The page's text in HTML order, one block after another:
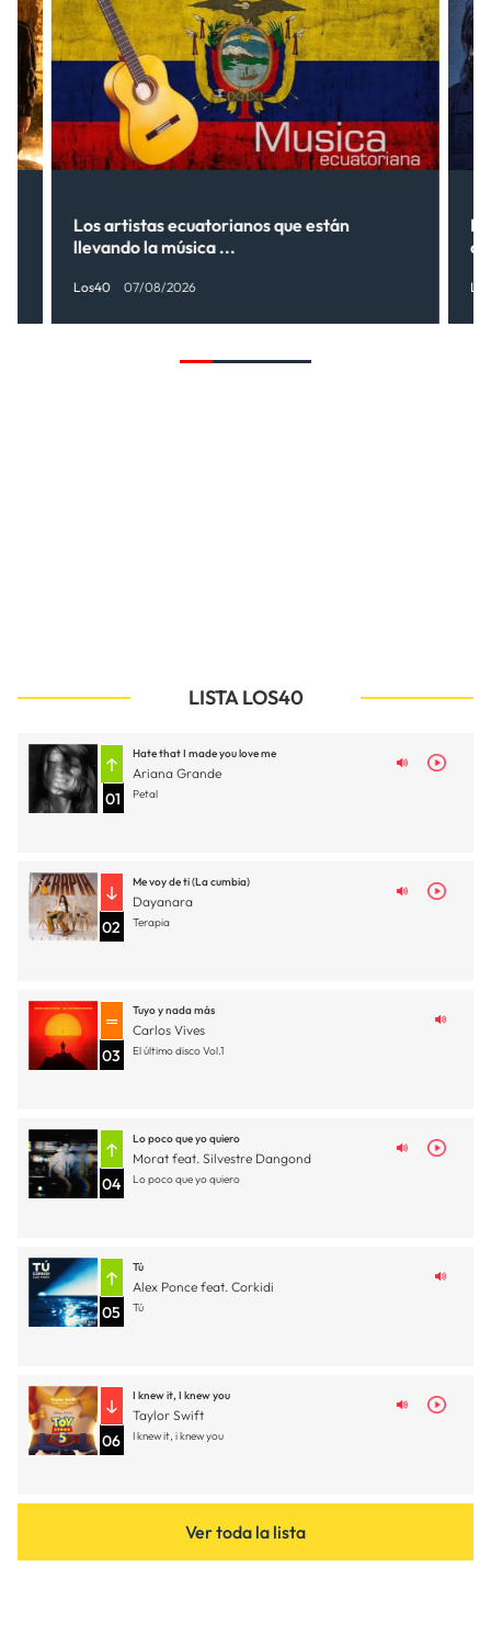
Los artistas ecuatorianos que están
llevando la música ...
Los40 07/08/2026
LISTA LOS40
01
Hate that I made you love me
Ariana Grande
Petal
02
Me voy de ti (La cumbia)
Dayanara
Terapia
03
Tuyo y nada más
Carlos Vives
El último disco Vol.1
04
Lo poco que yo quiero
Morat feat. Silvestre Dangond
Lo poco que yo quiero
05
Tú
Alex Ponce feat. Corkidi
Tú
06
I knew it, I knew you
Taylor Swift
I knew it, i knew you
Ver toda la lista